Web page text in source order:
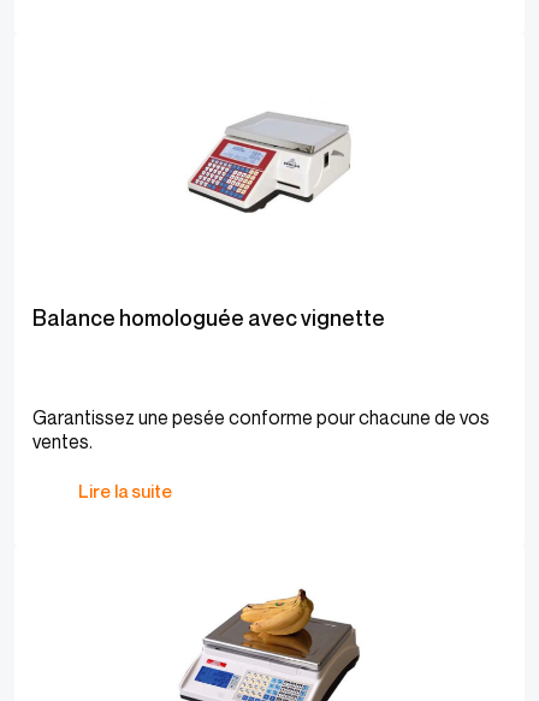
Balance homologuée avec vignette
Garantissez une pesée conforme pour chacune de vos
ventes.
Lire la suite